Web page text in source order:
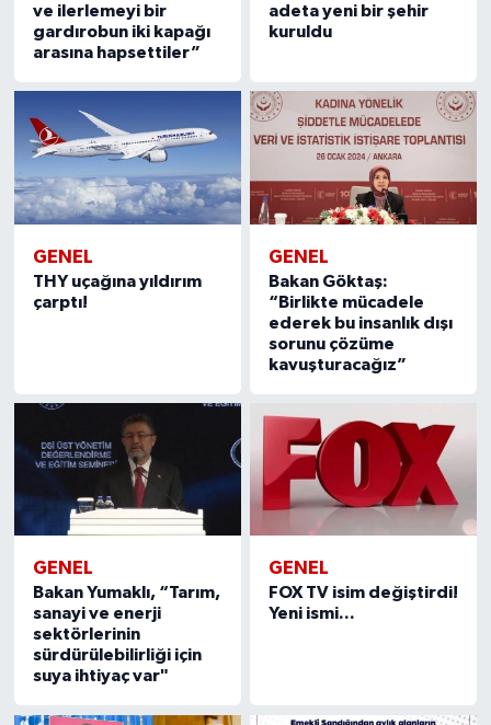
ve ilerlemeyi bir
gardırobun iki kapağı
arasına hapsettiler”
adeta yeni bir şehir
kuruldu
GENEL
THY uçağına yıldırım
çarptı!
GENEL
Bakan Göktaş:
“Birlikte mücadele
ederek bu insanlık dışı
sorunu çözüme
kavuşturacağız”
GENEL
Bakan Yumaklı, “Tarım,
sanayi ve enerji
sektörlerinin
sürdürülebilirliği için
suya ihtiyaç var"
GENEL
FOX TV isim değiştirdi!
Yeni ismi...